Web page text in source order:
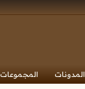
المدونات المجموعات